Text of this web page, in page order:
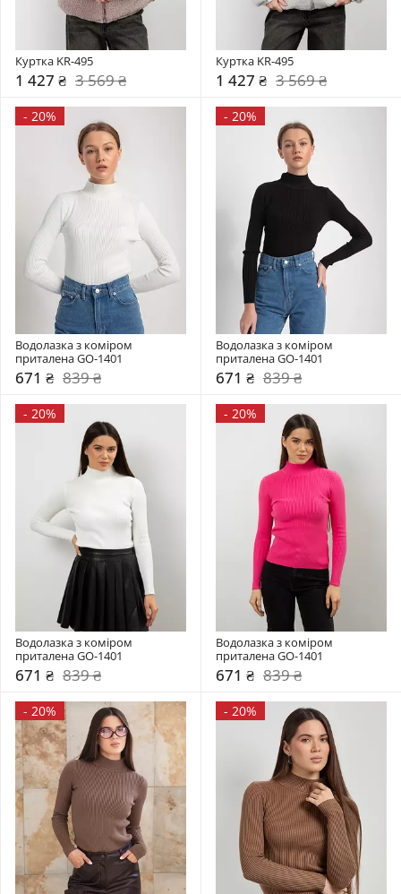
Куртка KR-495
1 427 ₴ 3 569 ₴
Куртка KR-495
1 427 ₴ 3 569 ₴
- 20%
Водолазка з коміром
приталена GO-1401
671 ₴ 839 ₴
- 20%
Водолазка з коміром
приталена GO-1401
671 ₴ 839 ₴
- 20%
Водолазка з коміром
приталена GO-1401
671 ₴ 839 ₴
- 20%
Водолазка з коміром
приталена GO-1401
671 ₴ 839 ₴
- 20% - 20%